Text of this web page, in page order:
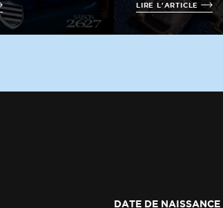
LIRE L'ARTICLE
DATE DE NAISSANCE